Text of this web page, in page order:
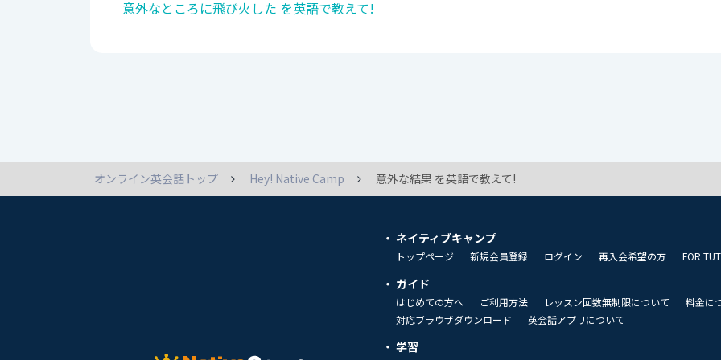
意外なところに飛び火した を英語で教えて!
オンライン英会話トップ Hey! Native Camp 意外な結果 を英語で教えて!
ネイティブキャンプ
トップページ 新規会員登録 ログイン 再入会希望の方 FOR
ガイド
はじめての方へ ご利用方法 レッスン回数無制限について 料金に
対応ブラウザダウンロード
英会話アプリについて
学習